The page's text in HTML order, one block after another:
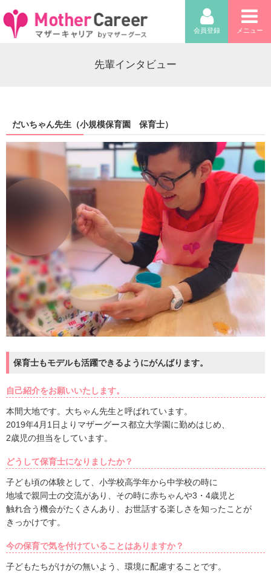
会員登録 メニュー
先輩インタビュー
だいちゃん先生（小規模保育園 保育士）
保育士もモデルも活躍できるようにがんばります。
自己紹介をお願いいたします。
本間大地です。大ちゃん先生と呼ばれています。
2019年4月1日よりマザーグース都立大学園に勤めはじめ、
2歳児の担当をしています。
どうして保育士になりましたか？
子ども頃の体験として、小学校高学年から中学校の時に
地域で親同士の交流があり、その時に赤ちゃんや3・4歳児と
触れ合う機会がたくさんあり、お世話する楽しさを知ったことが
きっかけです。
今の保育で気を付けていることはありますか？
子どもたちがけがの無いよう、環境に配慮することです。